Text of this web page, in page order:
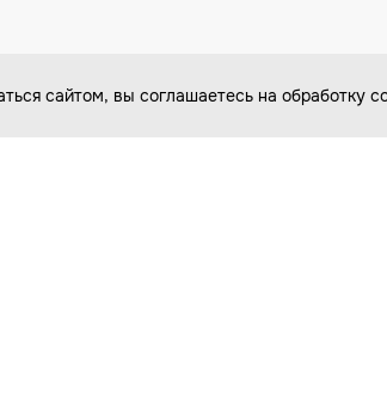
сайтом, вы соглашаетесь на обработку